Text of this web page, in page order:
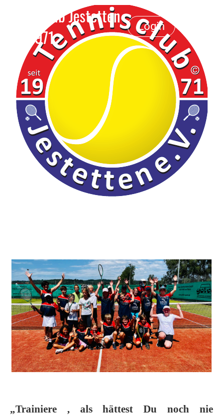
Tennisclub Jestetten
e.V. 1971
Login
„Trainiere , als hättest Du noch nie